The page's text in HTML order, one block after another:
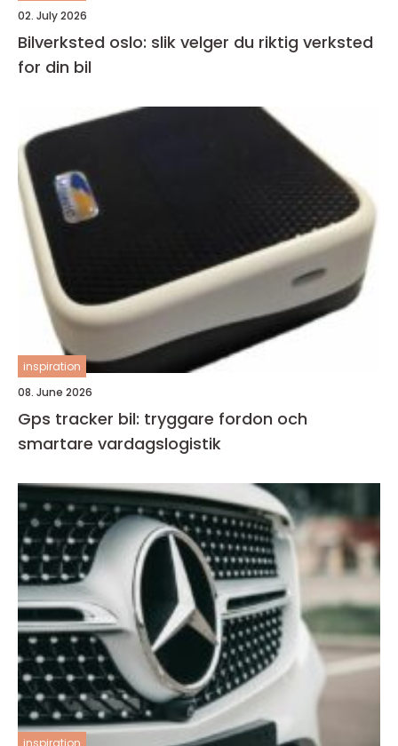
02. July 2026
Bilverksted oslo: slik velger du riktig verksted
for din bil
inspiration
08. June 2026
Gps tracker bil: tryggare fordon och
smartare vardagslogistik
inspiration